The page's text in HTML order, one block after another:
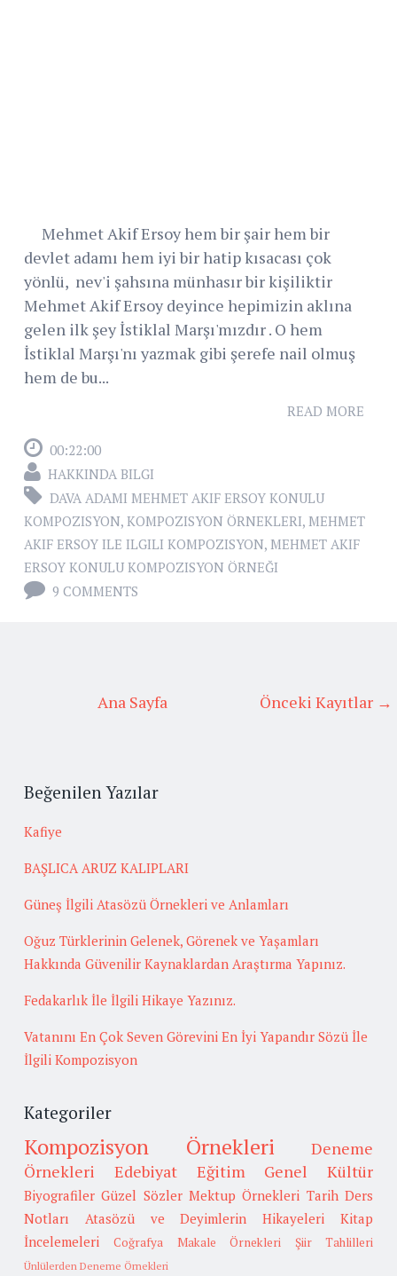
Mehmet Akif Ersoy hem bir şair hem bir
devlet adamı hem iyi bir hatip kısacası çok
yönlü, nev'i şahsına münhasır bir kişiliktir
Mehmet Akif Ersoy deyince hepimizin aklına
gelen ilk şey İstiklal Marşı'mızdır . O hem
İstiklal Marşı'nı yazmak gibi şerefe nail olmuş
hem de bu...
READ MORE
00:22:00
HAKKINDA BILGI
DAVA ADAMI MEHMET AKIF ERSOY KONULU
KOMPOZISYON, KOMPOZISYON ÖRNEKLERI, MEHMET
AKIF ERSOY ILE ILGILI KOMPOZISYON, MEHMET AKIF
ERSOY KONULU KOMPOZISYON ÖRNEĞI
9 COMMENTS
Önceki Kayıtlar →
Ana Sayfa
Beğenilen Yazılar
Kafiye
BAŞLICA ARUZ KALIPLARI
Güneş İlgili Atasözü Örnekleri ve Anlamları
Oğuz Türklerinin Gelenek, Görenek ve Yaşamları
Hakkında Güvenilir Kaynaklardan Araştırma Yapınız.
Fedakarlık İle İlgili Hikaye Yazınız.
Vatanını En Çok Seven Görevini En İyi Yapandır Sözü İle
İlgili Kompozisyon
Kategoriler
Kompozisyon Örnekleri
Deneme
Örnekleri
Edebiyat Eğitim Genel Kültür
Biyografiler Güzel Sözler Mektup Örnekleri Tarih Ders
Notları
Atasözü ve Deyimlerin Hikayeleri
Kitap
İncelemeleri
Coğrafya Makale Örnekleri Şiir Tahlilleri
Ünlülerden Deneme Örnekleri